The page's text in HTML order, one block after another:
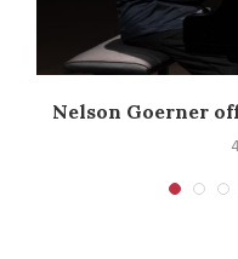
Nelson Goerner